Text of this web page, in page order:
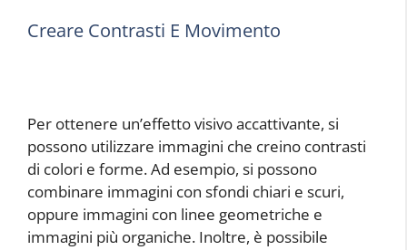
Creare Contrasti E Movimento
Per ottenere un’effetto visivo accattivante, si
possono utilizzare immagini che creino contrasti
di colori e forme. Ad esempio, si possono
combinare immagini con sfondi chiari e scuri,
oppure immagini con linee geometriche e
immagini più organiche. Inoltre, è possibile